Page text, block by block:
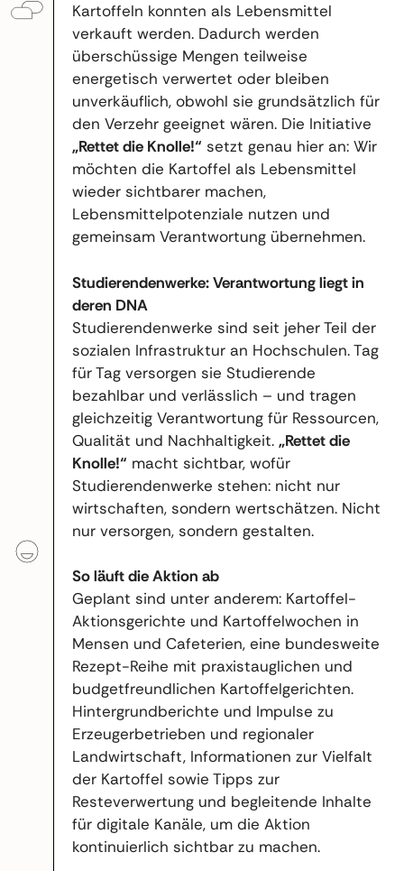
Kartoffeln konnten als Lebensmittel
verkauft werden. Dadurch werden
überschüssige Mengen teilweise
energetisch verwertet oder bleiben
unverkäuflich, obwohl sie grundsätzlich für
den Verzehr geeignet wären. Die Initiative
„Rettet die Knolle!“ setzt genau hier an: Wir
möchten die Kartoffel als Lebensmittel
wieder sichtbarer machen,
Lebensmittelpotenziale nutzen und
gemeinsam Verantwortung übernehmen.
Studierendenwerke: Verantwortung liegt in
deren DNA
Studierendenwerke sind seit jeher Teil der
sozialen Infrastruktur an Hochschulen. Tag
für Tag versorgen sie Studierende
bezahlbar und verlässlich – und tragen
gleichzeitig Verantwortung für Ressourcen,
Qualität und Nachhaltigkeit. „Rettet die
Knolle!“ macht sichtbar, wofür
Studierendenwerke stehen: nicht nur
wirtschaften, sondern wertschätzen. Nicht
nur versorgen, sondern gestalten.
So läuft die Aktion ab
Geplant sind unter anderem: Kartoffel-
Aktionsgerichte und Kartoffelwochen in
Mensen und Cafeterien, eine bundesweite
Rezept-Reihe mit praxistauglichen und
budgetfreundlichen Kartoffelgerichten.
Hintergrundberichte und Impulse zu
Erzeugerbetrieben und regionaler
Landwirtschaft, Informationen zur Vielfalt
der Kartoffel sowie Tipps zur
Resteverwertung und begleitende Inhalte
für digitale Kanäle, um die Aktion
kontinuierlich sichtbar zu machen.